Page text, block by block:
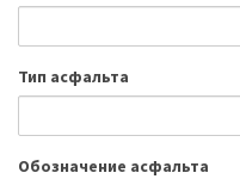
Тип асфальта
Обозначение асфальта